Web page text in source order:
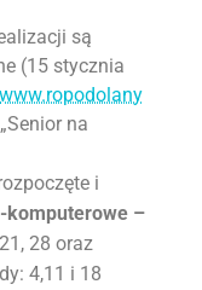
są
(15 stycznia
www.ropodolany
na
i
komputerowe –
28 oraz
4,11 i 18